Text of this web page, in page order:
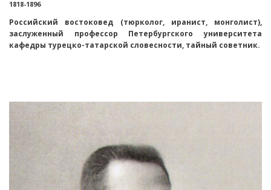
1818-1896
Российский востоковед (тюрколог, иранист, монголист),
заслуженный профессор Петербургского университета
кафедры турецко-татарской словесности, тайный советник.